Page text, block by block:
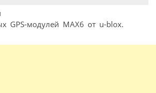
GPS-модулей MAX6 от u-blox.